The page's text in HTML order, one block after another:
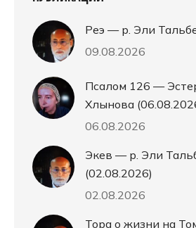
Реэ — р. Эли
09.08.2026
Псалом 126 —
Хлынова
06.08.2026
Экев — р. Эли
(02.08.2026)
02.08.2026
Тора о жизни на